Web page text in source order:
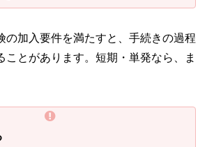
の加入要件を満たすと、手続きの過程
ことがあります。短期・単発なら、ま